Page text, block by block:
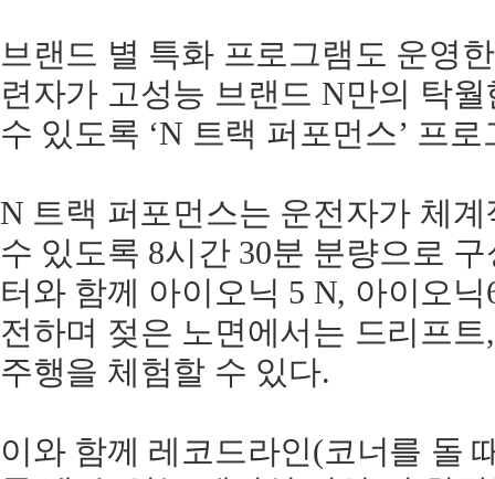
브랜드 별 특화 프로그램도 운영
련자가 고성능 브랜드 N만의 탁
수 있도록 ‘N 트랙 퍼포먼스’ 프
N 트랙 퍼포먼스는 운전자가 체
수 있도록 8시간 30분 분량으로
터와 함께 아이오닉 5 N, 아이오
전하며 젖은 노면에서는 드리프
주행을 체험할 수 있다.
이와 함께 레코드라인(코너를 돌